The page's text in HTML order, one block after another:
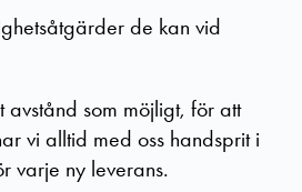
de kan vid
som möjligt, för att
vi alltid med oss handsprit i
varje ny leverans.